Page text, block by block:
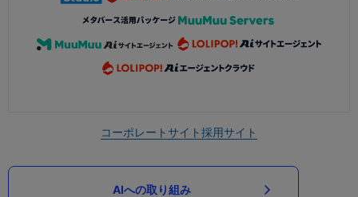
コーポレートサイト採用サイト
AIへの取り組み